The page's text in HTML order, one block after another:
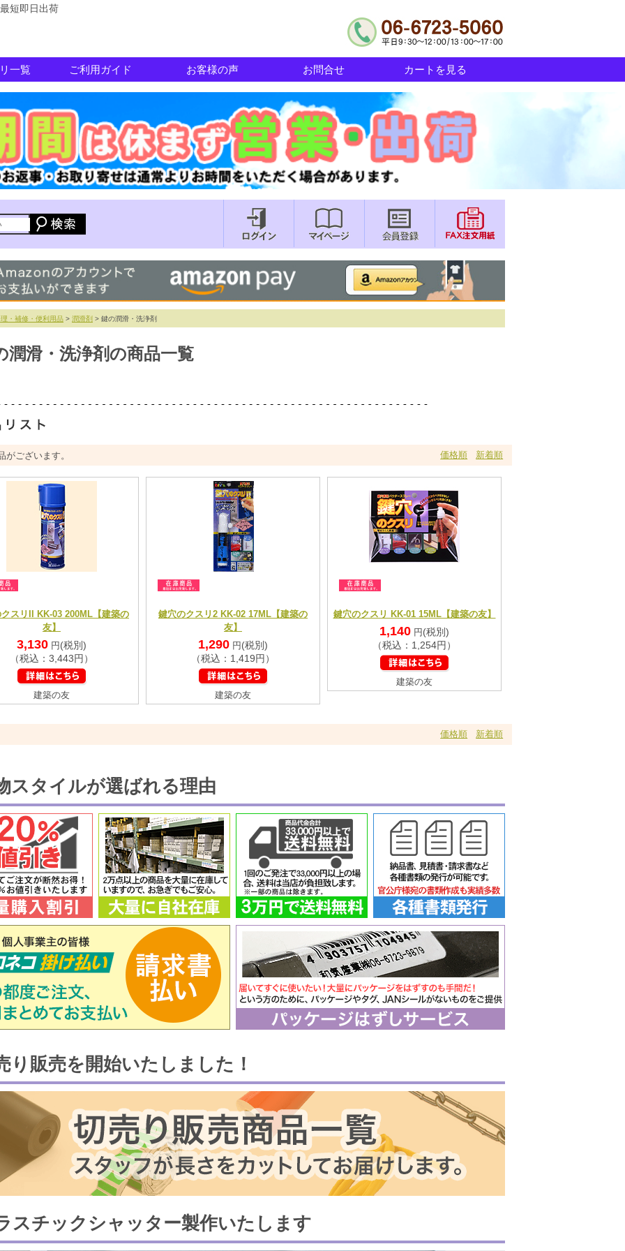
短即日出荷
一覧 ご利用ガイド お客様の声 お問合せ カートを見る
・補修・便利用品 > 潤滑剤 > 鍵の潤滑・洗浄剤
潤滑・洗浄剤の商品一覧
がございます。 価格順 新着順
スリII KK-03 200ML【建築の
友】
3,130 円 (税別)
（税込：3,443円）
建築の友
鍵穴のクスリ2 KK-02 17ML【建築の
友】
1,290 円 (税別)
（税込：1,419円）
建築の友
鍵穴のクスリ KK-01 15ML【建築の友】
1,140 円 (税別)
（税込：1,254円）
建築の友
価格順 新着順
スタイルが選ばれる理由
り販売を開始いたしました！
スチックシャッター製作いたします